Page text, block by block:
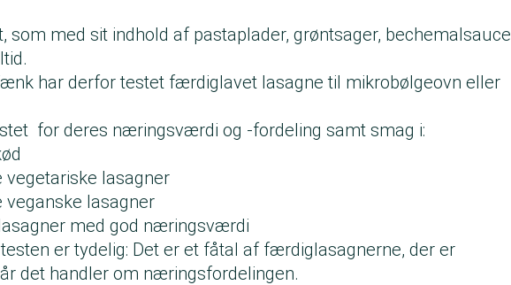
som med sit indhold af pastaplader, grøntsager, bechemalsauce
har derfor testet færdiglavet lasagne til mikrobølgeovn eller
for deres næringsværdi og -fordeling samt smag i:
vegetariske lasagner
veganske lasagner
med god næringsværdi
er tydelig: Det er et fåtal af færdiglasagnerne, der er
det handler om næringsfordelingen.